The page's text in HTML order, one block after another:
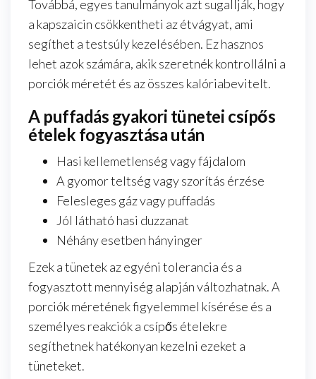
Továbbá, egyes tanulmányok azt sugallják, hogy
a kapszaicin csökkentheti az étvágyat, ami
segíthet a testsúly kezelésében. Ez hasznos
lehet azok számára, akik szeretnék kontrollálni a
porciók méretét és az összes kalóriabevitelt.
A puffadás gyakori tünetei csípős
ételek fogyasztása után
Hasi kellemetlenség vagy fájdalom
A gyomor teltség vagy szorítás érzése
Felesleges gáz vagy puffadás
Jól látható hasi duzzanat
Néhány esetben hányinger
Ezek a tünetek az egyéni tolerancia és a
fogyasztott mennyiség alapján változhatnak. A
porciók méretének figyelemmel kísérése és a
személyes reakciók a csípős ételekre
segíthetnek hatékonyan kezelni ezeket a
tüneteket.